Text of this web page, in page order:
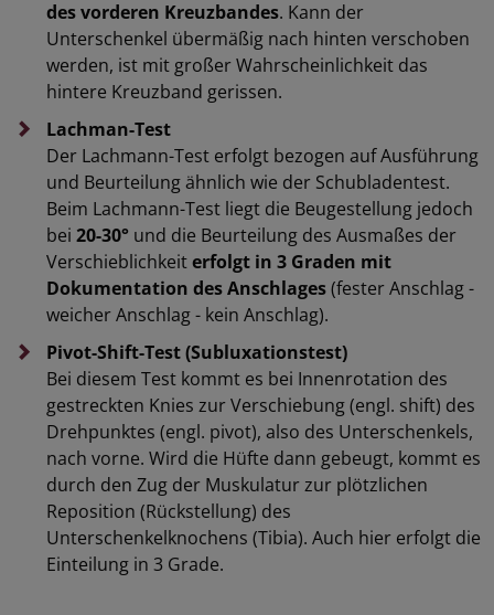
des vorderen Kreuzbandes. Kann der
Unterschenkel übermäßig nach hinten verschoben
werden, ist mit großer Wahrscheinlichkeit das
hintere Kreuzband gerissen.
Lachman-Test
Der Lachmann-Test erfolgt bezogen auf Ausführung
und Beurteilung ähnlich wie der Schubladentest.
Beim Lachmann-Test liegt die Beugestellung jedoch
bei 20-30° und die Beurteilung des Ausmaßes der
Verschieblichkeiterfolgt in 3 Graden mit
Dokumentation des Anschlages(fester Anschlag -
weicher Anschlag - kein Anschlag).
Pivot-Shift-Test (Subluxationstest)
Bei diesem Test kommt es bei Innenrotation des
gestreckten Knies zur Verschiebung (engl. shift) des
Drehpunktes (engl. pivot), also des Unterschenkels,
nach vorne. Wird die Hüfte dann gebeugt, kommt es
durch den Zug der Muskulatur zur plötzlichen
Reposition (Rückstellung) des
Unterschenkelknochens (Tibia). Auch hier erfolgt die
Einteilung in 3 Grade.